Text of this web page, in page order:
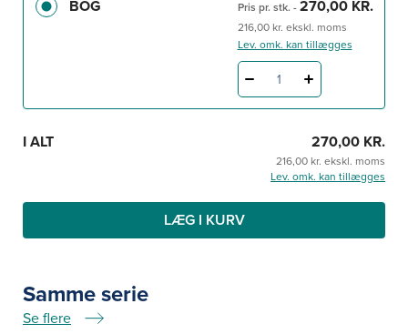
BOG Pris pr. stk. - 270,00 KR.
216,00 kr. ekskl. moms
Lev. omk. kan tillægges
1
I ALT 270,00 KR.
216,00 kr. ekskl. moms
Lev. omk. kan tillægges
LÆG I KURV
Samme serie
Se flere
Samme serie